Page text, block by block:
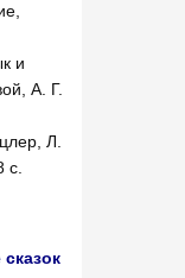
и
А. Г.
Л.
с.